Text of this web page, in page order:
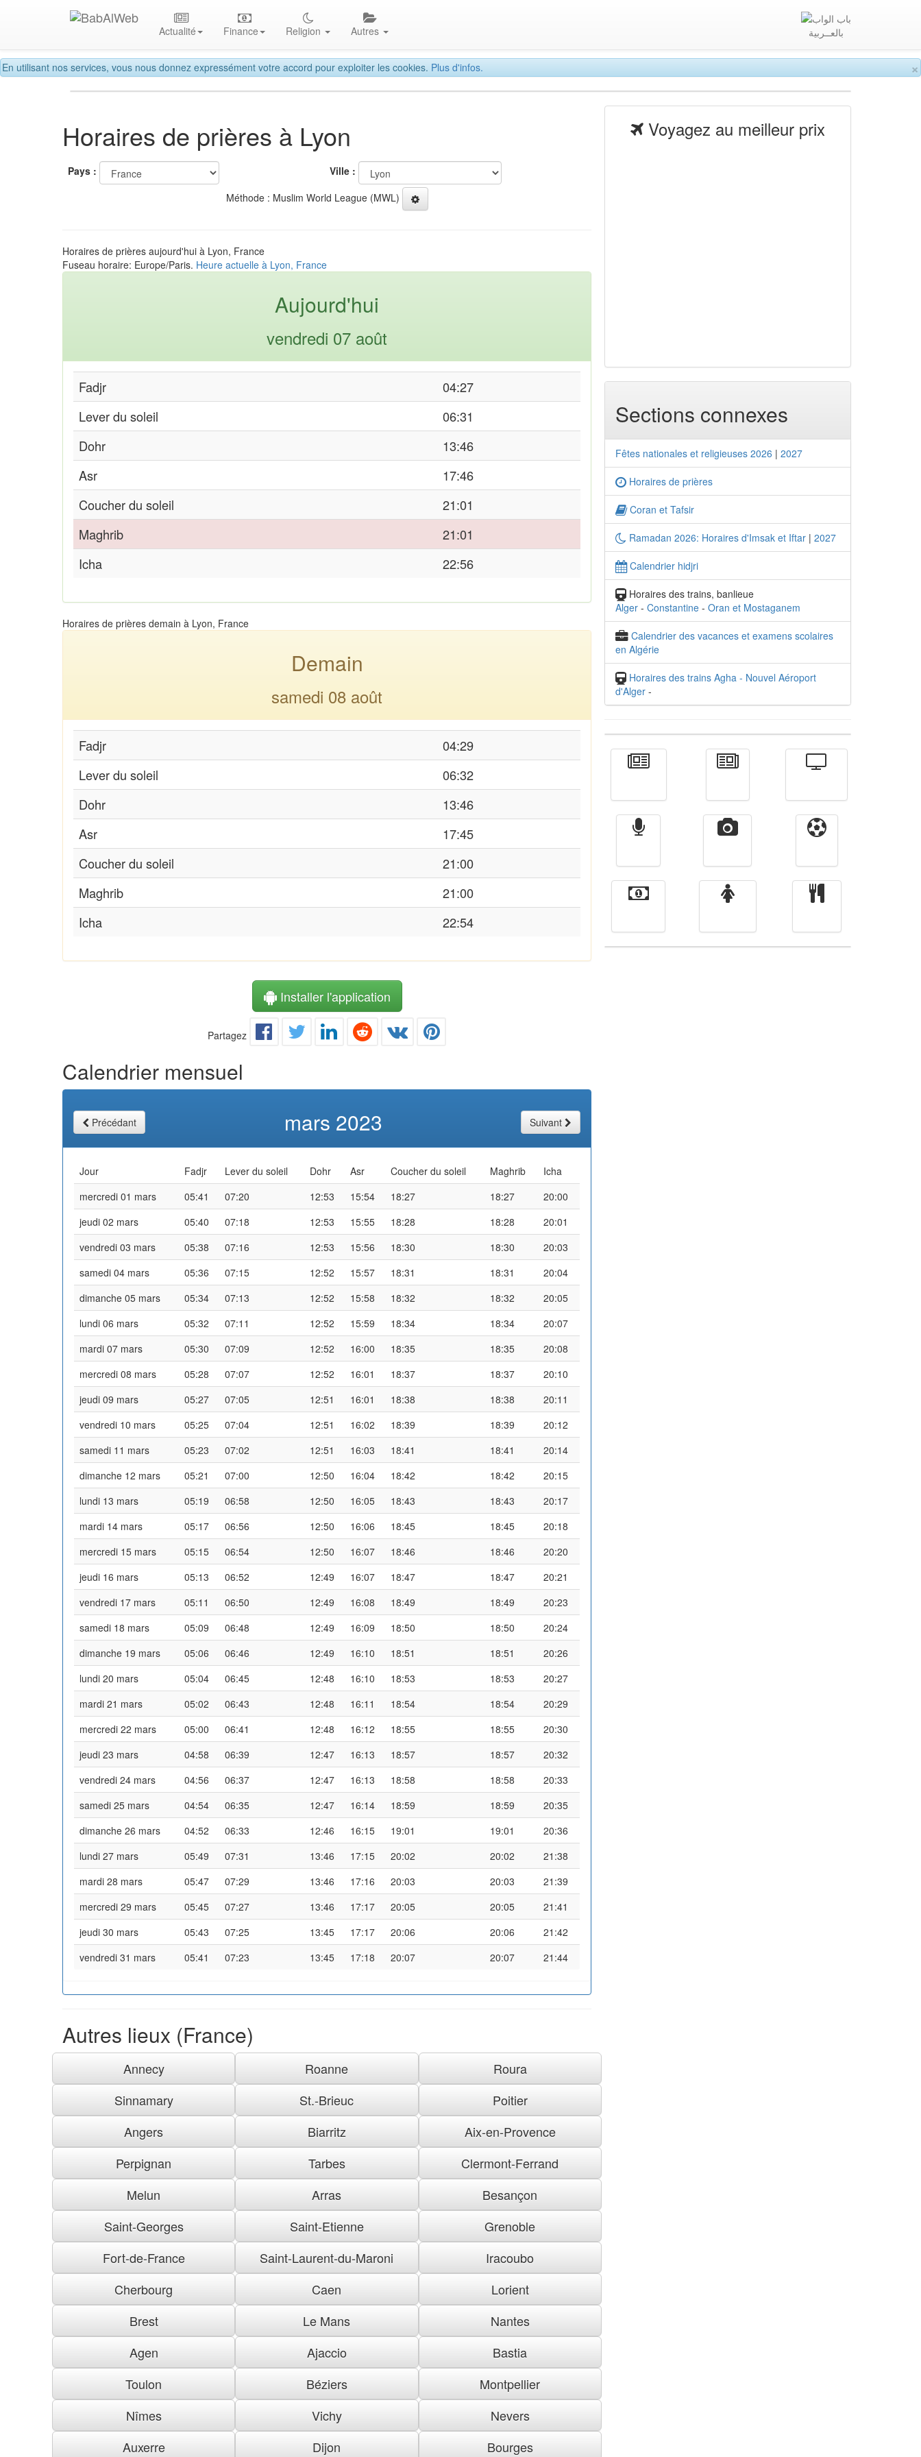
×
En utilisant nos services, vous nous donnez expressément votre accord pour exploiter les cookies. Plus d'infos.
Actualité Finance Religion Autres بالعــربية
Horaires de prières à Lyon
Pays :
Ville :
Méthode : Muslim World League (MWL)
Horaires de prières aujourd'hui à Lyon, France
Fuseau horaire: Europe/Paris. Heure actuelle à Lyon, France
Aujourd'hui
vendredi 07 août
Fadjr
04:27
Lever du soleil
06:31
Dohr
13:46
Asr
17:46
Coucher du soleil
21:01
Maghrib
21:01
Icha
22:56
Horaires de prières demain à Lyon, France
Demain
samedi 08 août
Fadjr
04:29
Lever du soleil
06:32
Dohr
13:46
Asr
17:45
Coucher du soleil
21:00
Maghrib
21:00
Icha
22:54
Installer l'application
Partagez
Calendrier mensuel
Précédant mars 2023 Suivant
Jour Fadjr Lever du soleil Dohr Asr Coucher du soleil Maghrib
Icha
mercredi 01 mars
05:41 07:20 12:53 15:54 18:27 18:27
20:00
jeudi 02 mars
05:40 07:18 12:53 15:55 18:28 18:28
20:01
vendredi 03 mars
05:38 07:16 12:53 15:56 18:30 18:30
20:03
samedi 04 mars
05:36 07:15 12:52 15:57 18:31 18:31
20:04
dimanche 05 mars
05:34 07:13 12:52 15:58 18:32 18:32
20:05
lundi 06 mars
05:32 07:11 12:52 15:59 18:34 18:34
20:07
mardi 07 mars
05:30 07:09 12:52 16:00 18:35 18:35
20:08
mercredi 08 mars
05:28 07:07 12:52 16:01 18:37 18:37
20:10
jeudi 09 mars
05:27 07:05 12:51 16:01 18:38 18:38
20:11
vendredi 10 mars
05:25 07:04 12:51 16:02 18:39 18:39
20:12
samedi 11 mars
05:23 07:02 12:51 16:03 18:41 18:41
20:14
dimanche 12 mars
05:21 07:00 12:50 16:04 18:42 18:42
20:15
lundi 13 mars
05:19 06:58 12:50 16:05 18:43 18:43
20:17
mardi 14 mars
05:17 06:56 12:50 16:06 18:45 18:45
20:18
mercredi 15 mars
05:15 06:54 12:50 16:07 18:46 18:46
20:20
jeudi 16 mars
05:13 06:52 12:49 16:07 18:47 18:47
20:21
vendredi 17 mars
05:11 06:50 12:49 16:08 18:49 18:49
20:23
samedi 18 mars
05:09 06:48 12:49 16:09 18:50 18:50
20:24
dimanche 19 mars
05:06 06:46 12:49 16:10 18:51 18:51
20:26
lundi 20 mars
05:04 06:45 12:48 16:10 18:53 18:53
20:27
mardi 21 mars
05:02 06:43 12:48 16:11 18:54 18:54
20:29
mercredi 22 mars
05:00 06:41 12:48 16:12 18:55 18:55
20:30
jeudi 23 mars
04:58 06:39 12:47 16:13 18:57 18:57
20:32
vendredi 24 mars
04:56 06:37 12:47 16:13 18:58 18:58
20:33
samedi 25 mars
04:54 06:35 12:47 16:14 18:59 18:59
20:35
dimanche 26 mars
04:52 06:33 12:46 16:15 19:01 19:01
20:36
lundi 27 mars
05:49 07:31 13:46 17:15 20:02 20:02
21:38
mardi 28 mars
05:47 07:29 13:46 17:16 20:03 20:03
21:39
mercredi 29 mars
05:45 07:27 13:46 17:17 20:05 20:05
21:41
jeudi 30 mars
05:43 07:25 13:45 17:17 20:06 20:06
21:42
vendredi 31 mars
05:41 07:23 13:45 17:18 20:07 20:07 21:44
Autres lieux (France)
Annecy Roanne
Roura
Sinnamary
St.-Brieuc
Poitier
Angers
Biarritz
Aix-en-Provence
Perpignan
Tarbes
Clermont-Ferrand
Melun
Arras
Besançon
Saint-Georges
Saint-Etienne
Grenoble
Fort-de-France
Saint-Laurent-du-Maroni
Iracoubo
Cherbourg
Caen
Lorient
Brest
Le Mans
Nantes
Agen
Ajaccio
Bastia
Toulon
Béziers
Montpellier
Nîmes
Vichy
Nevers
Auxerre
Dijon Bourges
Voyagez au meilleur prix
Sections connexes
Fêtes nationales et religieuses 2026 | 2027
Horaires de prières
Coran et Tafsir
Ramadan 2026: Horaires d'Imsak et Iftar | 2027
Calendrier hidjri
Horaires des trains, banlieue
Alger - Constantine - Oran et Mostaganem
Calendrier des vacances et examens scolaires
en Algérie
Horaires des trains Agha - Nouvel Aéroport
d'Alger -